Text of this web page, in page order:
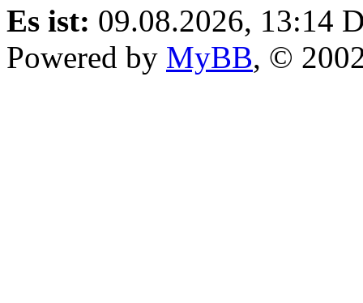
Es ist: 09.08.2026, 13:14
Powered by MyBB, ©